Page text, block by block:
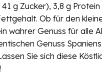
g Zucker), 3,8 g
Ob für den
wahrer Genuss für alle
Genuss
Sie sich diese